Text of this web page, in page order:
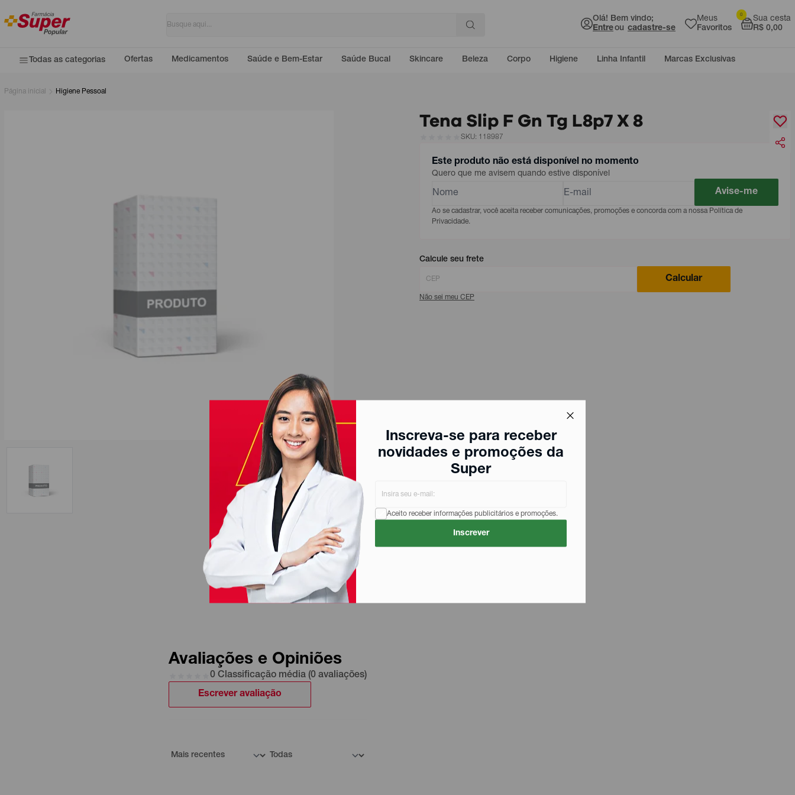
Olá! Bem vindo;
Entreou cadastre-se
Meus
Favoritos
Sua cesta
R$ 0,00
0
Inscreva-se para receber
novidades e promoções da
Super
Aceito receber informações publicitários e promoções.
Inscrever
Todas as categorias Ofertas Medicamentos Saúde e Bem-Estar Saúde Bucal Skincare Beleza Corpo Higiene Linha Infantil Marcas Exclusivas
Página inicial Higiene Pessoal
Tena Slip F Gn Tg L8p7 X 8
SKU: 118987
Este produto não está disponível no momento
Quero que me avisem quando estive disponível
Avise-me
Ao se cadastrar, você aceita receber comunicações, promoções e concorda com a nossa Política de
Privacidade.
Calcule seu frete
Calcular
Não sei meu CEP
Avaliações e Opiniões
0 Classificação média (0 avaliações)
Escrever avaliação